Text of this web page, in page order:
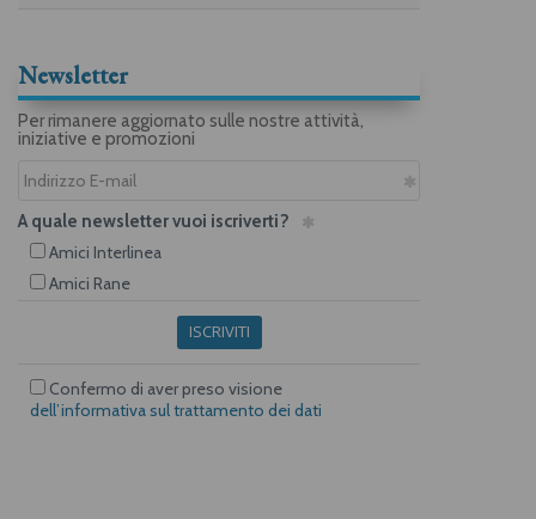
Newsletter
Per rimanere aggiornato sulle nostre attività,
iniziative e promozioni
A quale newsletter vuoi iscriverti?
Amici Interlinea
Amici Rane
ISCRIVITI
Confermo di aver preso visione
dell’informativa sul trattamento dei dati